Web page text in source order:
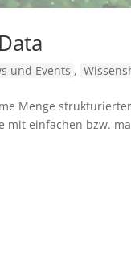
und Events ,
Menge
einfachen bzw.